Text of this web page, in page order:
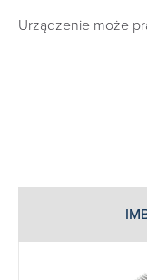
Urządzenie może